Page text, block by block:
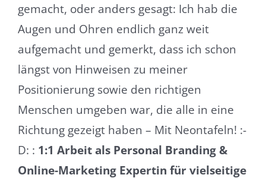
gemacht, oder anders gesagt: Ich hab die
Augen und Ohren endlich ganz weit
aufgemacht und gemerkt, dass ich schon
längst von Hinweisen zu meiner
Positionierung sowie den richtigen
Menschen umgeben war, die alle in eine
Richtung gezeigt haben – Mit Neontafeln! :-
D: : 1:1 Arbeit als Personal Branding &
Online-Marketing Expertin für vielseitige